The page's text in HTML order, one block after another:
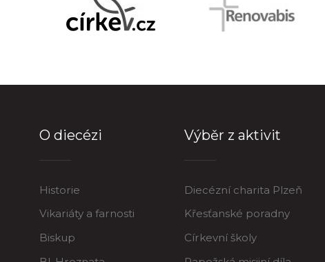
O diecézi
Historie
Vikariáty a farnosti
Biskup
Výběr z aktivit
Diecézní charita Plzeň
Křesťanské poradny
Církevní školy